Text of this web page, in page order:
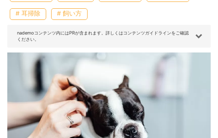
# 耳掃除 # 飼い方
nademoコンテンツ内にはPRが含まれます。詳しくはコンテンツガイドラインをご確認
ください。